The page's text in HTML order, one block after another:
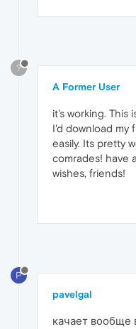
?
A Former User
it's working. This
I'd download my
easily. Its pretty
comrades! have
wishes, friends!
P
pavelgal
качает вообще